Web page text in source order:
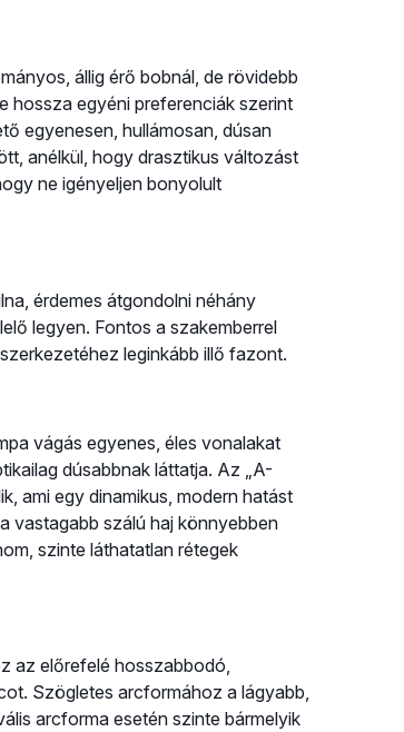
állig érő bobnál, de rövidebb
hossza egyéni preferenciák szerint
egyenesen, hullámosan, dúsan
anélkül, hogy drasztikus változást
ne igényeljen bonyolult
érdemes átgondolni néhány
legyen. Fontos a szakemberrel
leginkább illő fazont.
vágás egyenes, éles vonalakat
dúsabbnak láttatja. Az „A-
ami egy dinamikus, modern hatást
vastagabb szálú haj könnyebben
szinte láthatatlan rétegek
az előrefelé hosszabbodó,
Szögletes arcformához a lágyabb,
arcforma esetén szinte bármelyik